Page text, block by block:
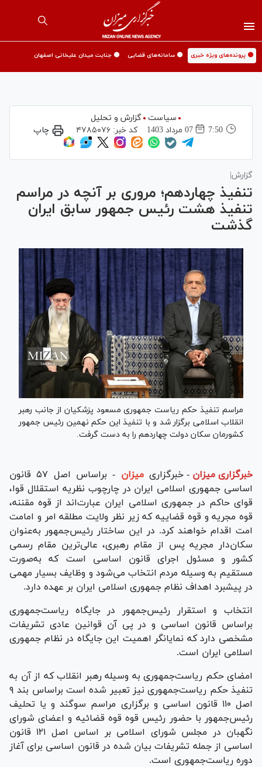
🟡 پرونده‌های ویژه خبری 🟡 سامانه‌های قضایی 🟡 جنایت میدان علیخانی اصفهان
سیاست گزارش و تحلیل
7:50
07 مرداد 1403 کد خبر: ۴۷۸۵۰۷۶ چاپ
گزارش|
تنفیذ چهاردهم؛ مروری بر آنچه در مراسم
تنفیذ هشت رئیس جمهور سابق ایران
گذشت
مراسم تنفیذ حکم ریاست جمهوری مسعود پزشکیان از جانب رهبر
انقلاب اسلامی برگزار شد و با تنفیذ این حکم نهمین رئیس جمهور
کشورمان سکان دولت چهاردهم را به دست گرفت.
خبرگزاری میزان - خبرگزاریمیزان
- براساس اصل ۵۷ قانون
اساسی جمهوری اسلامی ایران در چارچوب نظریه استقلال قوا،
قوای حاکم در جمهوری اسلامی ایران عبارت‌اند از قوه مقننه،
قوه مجریه و قوه قضاییه که زیر نظر ولایت مطلقه امر و امامت
امت اقدام خواهند کرد. در این ساختار رئیس‌جمهور به‌عنوان
سکان‌دار مجریه پس از مقام رهبری، عالی‌ترین مقام رسمی
کشور و مسئول اجرای قانون اساسی است که به‌صورت
مستقیم به وسیله‌ مردم انتخاب می‌شود و وظایف بسیار مهمی
در پیشبرد اهداف نظام جمهوری اسلامی ایران بر عهده دارد.
انتخاب و استقرار رئیس‌جمهور در جایگاه ریاست‌جمهوری
براساس قانون اساسی و در پی آن قوانین عادی تشریفات
مشخصی دارد که نمایانگر اهمیت این جایگاه در نظام جمهوری
اسلامی ایران است.
امضای حکم ریاست‌جمهوری به وسیله‌ رهبر انقلاب که از آن به
تنفیذ حکم ریاست‌جمهوری نیز تعبیر شده است براساس بند ۹
اصل ۱۱۰ قانون اساسی و برگزاری مراسم سوگند و یا تحلیف
رئیس‌جمهور با حضور رئیس قوه قوه قضائیه و اعضای شورای
نگهبان در مجلس شورای اسلامی بر اساس اصل ۱۲۱ قانون
اساسی از جمله تشریفات بیان شده در قانون اساسی برای آغاز
دوره ریاست‌جمهوری است.